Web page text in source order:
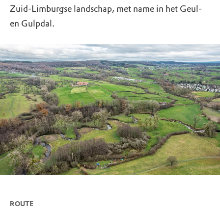
Zuid-Limburgse landschap, met name in het Geul-
en Gulpdal.
ROUTE